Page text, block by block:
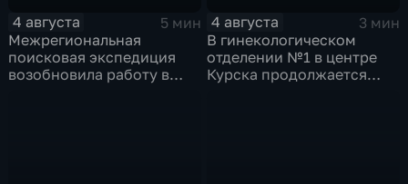
4 августа
5 мин
Межрегиональная
поисковая экспедиция
возобновила работу в
4 августа
3 мин
В гинекологическом
отделении №1 в центре
Курска продолжается